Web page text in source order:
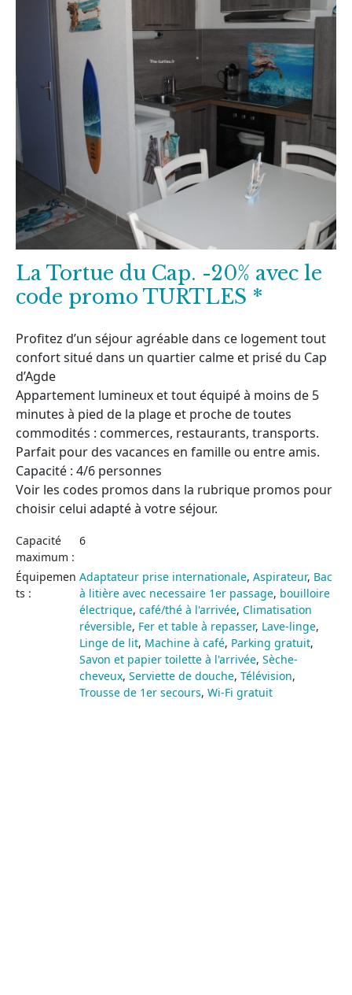
La Tortue du Cap. -20% avec le
code promo TURTLES *
Profitez d’un séjour agréable dans ce logement tout
confort situé dans un quartier calme et prisé du Cap
d’Agde
Appartement lumineux et tout équipé à moins de 5
minutes à pied de la plage et proche de toutes
commodités : commerces, restaurants, transports.
Parfait pour des vacances en famille ou entre amis.
Capacité : 4/6 personnes
Voir les codes promos dans la rubrique promos pour
choisir celui adapté à votre séjour.
Capacité
maximum :
6
Équipemen
ts :
Adaptateur prise internationale, Aspirateur, Bac
à litière avec necessaire 1er passage, bouilloire
électrique, café/thé à l'arrivée, Climatisation
réversible, Fer et table à repasser, Lave-linge,
Linge de lit, Machine à café, Parking gratuit,
Savon et papier toilette à l'arrivée, Sèche-
cheveux, Serviette de douche, Télévision,
Trousse de 1er secours, Wi-Fi gratuit